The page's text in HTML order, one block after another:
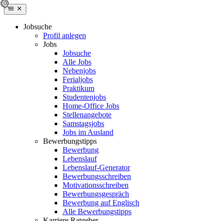
Jobsuche
Profil anlegen
Jobs
Jobsuche
Alle Jobs
Nebenjobs
Ferialjobs
Praktikum
Studentenjobs
Home-Office Jobs
Stellenangebote
Samstagsjobs
Jobs im Ausland
Bewerbungstipps
Bewerbung
Lebenslauf
Lebenslauf-Generator
Bewerbungsschreiben
Motivationsschreiben
Bewerbungsgespräch
Bewerbung auf Englisch
Alle Bewerbungstipps